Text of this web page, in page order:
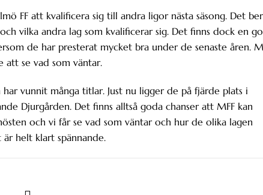
FF att kvalificera sig till andra ligor nästa säsong. Det
vilka andra lag som kvalificerar sig. Det finns dock en
de har presterat mycket bra under de senaste åren.
att se vad som väntar.
vunnit många titlar. Just nu ligger de på fjärde plats i
Djurgården. Det finns alltså goda chanser att MFF kan
och vi får se vad som väntar och hur de olika lagen
är helt klart spännande.